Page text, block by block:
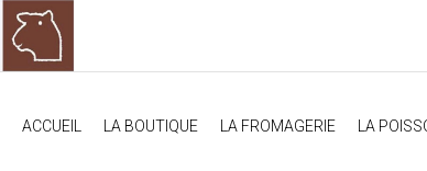
ACCUEIL LA BOUTIQUE LA FROMAGERIE LA